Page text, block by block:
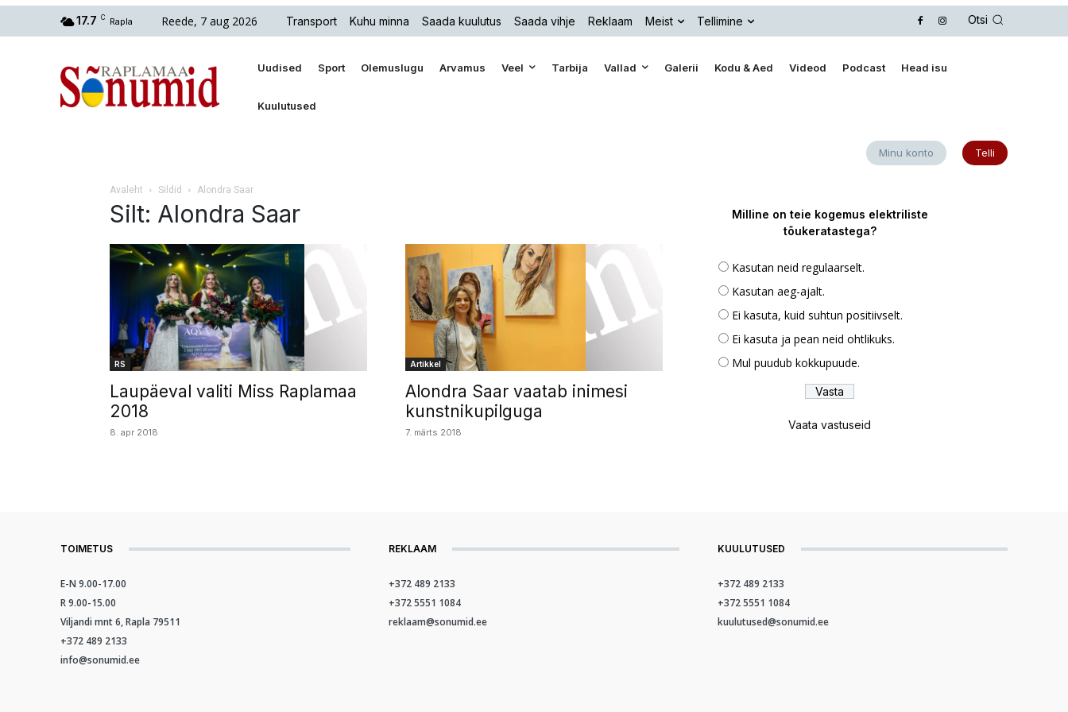
17.7 C Rapla Reede, 7 aug 2026 Transport Kuhu minna Saada kuulutus Saada vihje Reklaam Meist Tellimine Otsi
Uudised Sport Olemuslugu Arvamus Veel Tarbija Vallad Galerii Kodu & Aed Videod Podcast Head isu
Kuulutused
Minu konto Telli
Avaleht Sildid Alondra Saar
Silt: Alondra Saar
RS
Laupäeval valiti Miss Raplamaa
2018
8. apr 2018
Artikkel
Alondra Saar vaatab inimesi
kunstnikupilguga
7. märts 2018
Milline on teie kogemus elektriliste
tõukeratastega?
Kasutan neid regulaarselt.
Kasutan aeg-ajalt.
Ei kasuta, kuid suhtun positiivselt.
Ei kasuta ja pean neid ohtlikuks.
Mul puudub kokkupuude.
Vaata vastuseid
TOIMETUS
E-N 9.00-17.00
R 9.00-15.00
Viljandi mnt 6, Rapla 79511
+372 489 2133
info@sonumid.ee
REKLAAM
+372 489 2133
+372 5551 1084
reklaam@sonumid.ee
KUULUTUSED
+372 489 2133
+372 5551 1084
kuulutused@sonumid.ee